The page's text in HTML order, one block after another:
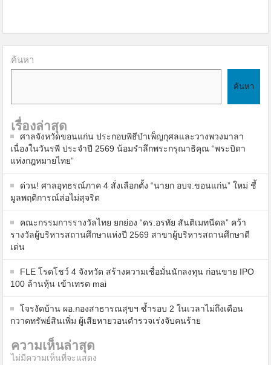
ค้นหา
ค้นหา
เรื่องล่าสุด
ศาลจังหวัดขอนแก่น ประกอบพิธีบำเพ็ญกุศลและวางพวงมาลา
เนื่องในวันรพี ประจำปี 2569 น้อมรำลึกพระกรุณาธิคุณ “พระบิดา
แห่งกฎหมายไทย”
ด่วน! ศาลอุทธรณ์ภาค 4 สั่งเลือกตั้ง “นายก อบจ.ขอนแก่น” ใหม่ ชี้
มูลพฤติการณ์ส่อไม่สุจริต
คณะกรรมการรางวัลไทย ยกย่อง “ดร.อรทัย สันติเมทนีดล” คว้า
รางวัลผู้บริหารสถานศึกษาแห่งปี 2569 สาขาผู้บริหารสถานศึกษาดี
เด่น
FLE โรดโชว์ 4 จังหวัด สร้างความเชื่อมั่นนักลงทุน ก่อนขาย IPO
100 ล้านหุ้น เข้าเทรด mai
โจรงัดบ้าน ผอ.กองสาธารณสุขฯ ซ้ำรอบ 2 ในเวลาไม่ถึงเดือน
กวาดทรัพย์สินเพิ่ม ผู้เสียหายวอนตำรวจเร่งจับคนร้าย
ความเห็นล่าสุด
ไม่มีความเห็นที่จะแสดง